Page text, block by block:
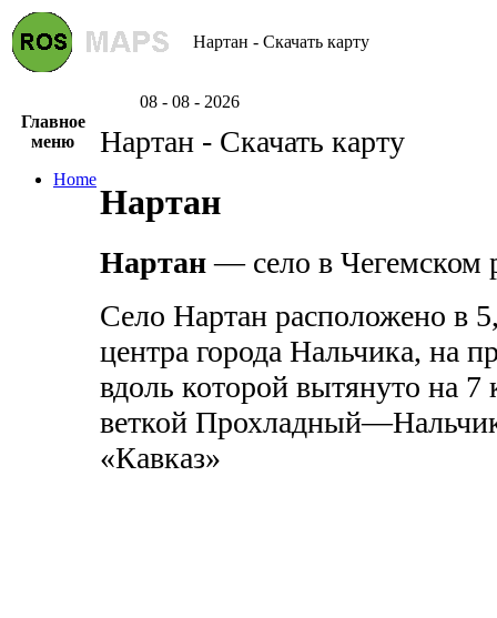
Нартан - Скачать карту
08 - 08 - 2026
Главное
меню
Home
Нартан - Скачать карту
Нартан
Нартан— село в Чегемском
Село Нартан расположено в
центра города Нальчика, на
вдоль которой вытянуто на
веткой
«Кавказ»